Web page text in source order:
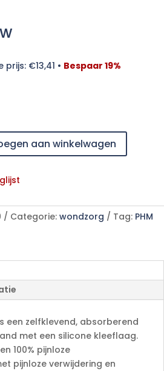
prijs: €13,41 • Bespaar 19%
aan winkelwagen
Categorie: wondzorg Tag: PHM
een zelfklevend, absorberend
met een silicone kleeflaag.
100% pijnloze
pijnloze verwijdering en